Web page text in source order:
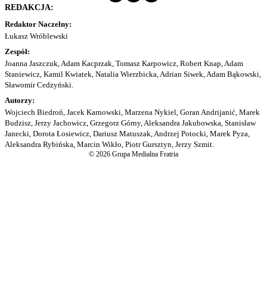
REDAKCJA:
Redaktor Naczelny:
Łukasz Wróblewski
Zespół:
Joanna Jaszczuk, Adam Kacprzak, Tomasz Karpowicz, Robert Knap, Adam
Staniewicz, Kamil Kwiatek, Natalia Wierzbicka, Adrian Siwek, Adam Bąkowski,
Sławomir Cedzyński.
Autorzy:
Wojciech Biedroń, Jacek Karnowski, Marzena Nykiel, Goran Andrijanić, Marek
Budzisz, Jerzy Jachowicz, Grzegorz Górny, Aleksandra Jakubowska, Stanisław
Janecki, Dorota Łosiewicz, Dariusz Matuszak, Andrzej Potocki, Marek Pyza,
Aleksandra Rybińska, Marcin Wikło, Piotr Gursztyn, Jerzy Szmit.
© 2026 Grupa Medialna Fratria